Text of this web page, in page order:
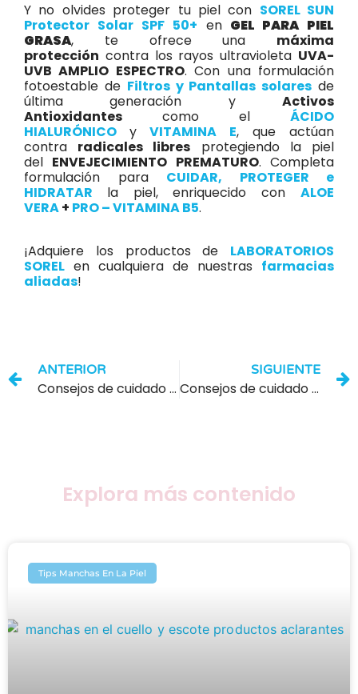
Y no olvides proteger tu piel con SOREL SUN
Protector Solar SPF 50+ en GEL PARA PIEL
GRASA, te ofrece una máxima
protección contra los rayos ultravioleta UVA-
UVB AMPLIO ESPECTRO. Con una formulación
fotoestable de Filtros y Pantallas solares de
última generación y Activos
Antioxidantes como el ÁCIDO
HIALURÓNICO
y VITAMINA E, que actúan
contra radicales libres protegiendo la piel
del ENVEJECIMIENTO PREMATURO. Completa
formulación para CUIDAR, PROTEGER e
HIDRATAR
la piel, enriquecido conALOE
VERA+ PRO – VITAMINA B5.
¡Adquiere los productos de LABORATORIOS
SOREL en cualquiera de nuestras farmacias
aliadas!
ANTERIOR
Consejos de cuidado para un envejecimiento sano
SIGUIENTE
Consejos de cuidado para PIEL NORMAL a SECA
Explora más contenido
Tips Manchas En La Piel